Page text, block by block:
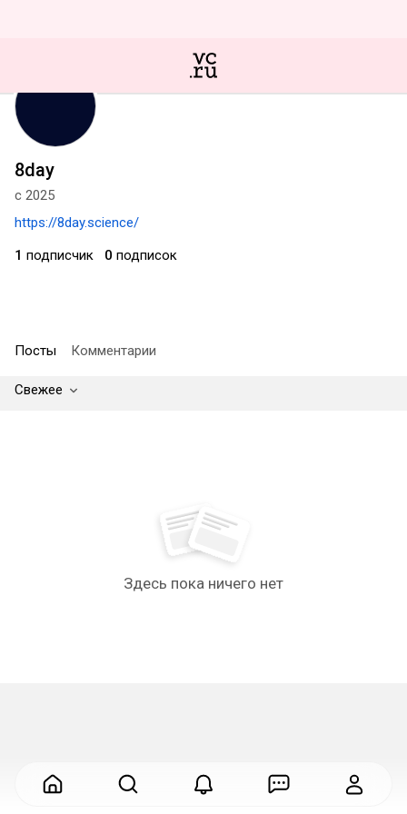
8day
с 2025
https://8day.science/
1 подписчик 0 подписок
Посты Комментарии
Свежее
Здесь пока ничего нет